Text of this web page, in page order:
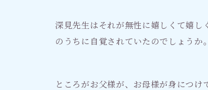
深見先生はそれが無性に嬉しくて嬉
のうちに自覚されていたのでしょうか。
ところがお父様が、お母様が身につ